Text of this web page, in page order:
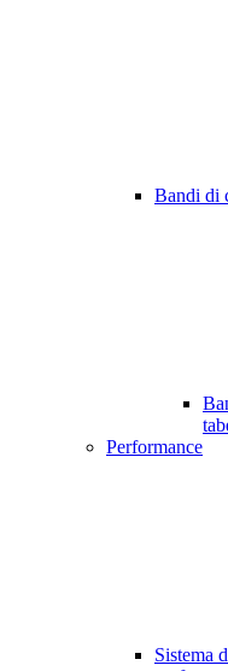
Bandi di
Performance
Sistema